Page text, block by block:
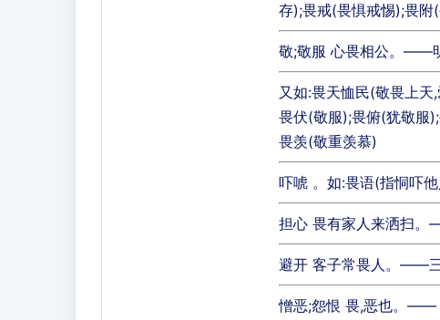
存);畏戒(畏惧戒惕);畏附
敬;敬服 心畏相公。——
又如:畏天恤民(敬畏上
畏伏(敬服);畏俯(犹敬服
畏羡(敬重羡慕)
吓唬 。如:畏语(指恫吓
担心 畏有家人来洒扫。
避开 客子常畏人。——三
憎恶;怨恨 畏,恶也。——